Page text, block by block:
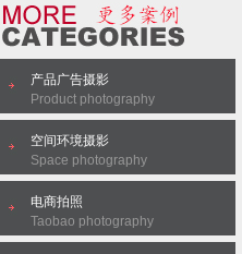
产品广告摄影
Product photography
空间环境摄影
Space photography
电商拍照
Taobao photography